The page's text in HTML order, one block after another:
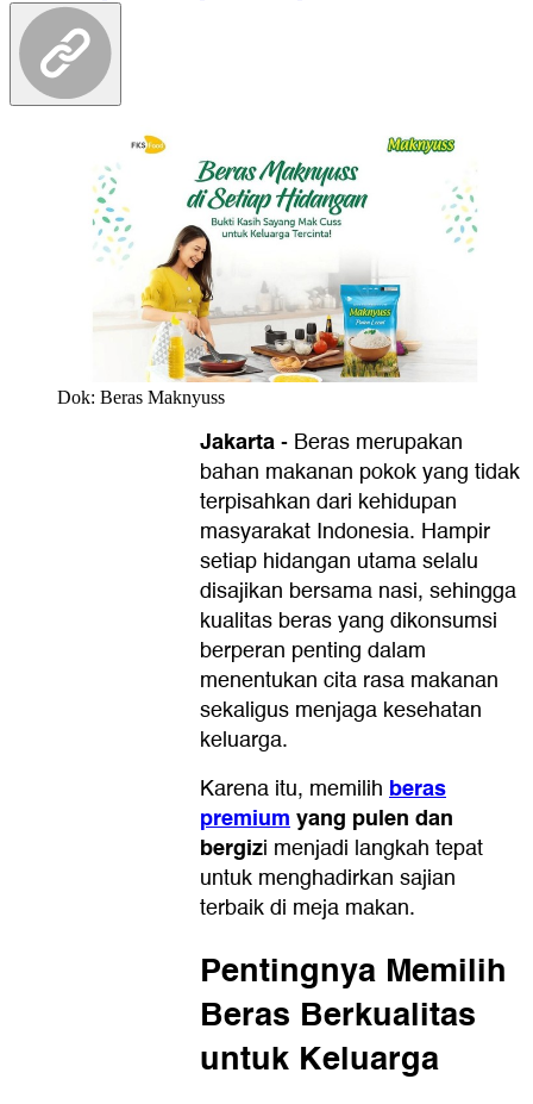
Dok: Beras Maknyuss
Jakarta- Beras merupakan
bahan makanan pokok yang tidak
terpisahkan dari kehidupan
masyarakat Indonesia. Hampir
setiap hidangan utama selalu
disajikan bersama nasi, sehingga
kualitas beras yang dikonsumsi
berperan penting dalam
menentukan cita rasa makanan
sekaligus menjaga kesehatan
keluarga.
Karena itu, memilih beras
premiumyang pulen dan
bergizi menjadi langkah tepat
untuk menghadirkan sajian
terbaik di meja makan.
Pentingnya Memilih
Beras Berkualitas
untuk Keluarga